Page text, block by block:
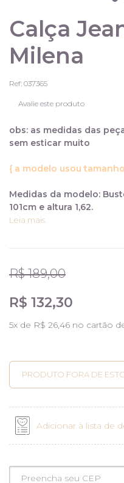
Calça
Milena
Ref: 037365
Avalie este produto
obs: as medidas das
sem esticar muito
{ a modelo usou
Medidas da modelo:
101cm e altura 1,62.
Leia mais.
R$ 189,00
R$ 132,30
5x de R$ 26,46 no cartão
Adicionar à lista de